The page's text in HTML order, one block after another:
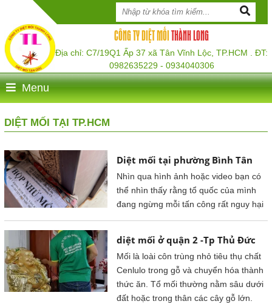
CÔNG TY DIỆT MỐITHÀNH LONG
Địa chỉ: C7/19Q1 Ấp 37 xã Tân Vĩnh Lộc, TP.HCM . ĐT:
0982635229 - 0934040306
Menu
DIỆT MỐI TẠI TP.HCM
Diệt mối tại phường Bình Tân
Nhìn qua hình ảnh hoặc video bạn có
thể nhìn thấy rằng tổ quốc của mình
đang ngừng mỗi tấn công rất nguy hại
diệt mối ở quận 2 -Tp Thủ Đức
Mối là loài côn trùng nhỏ tiêu thụ chất
Cenlulo trong gỗ và chuyển hóa thành
thức ăn. Tổ mối thường nằm sâu dưới
đất hoặc trong thân các cây gỗ lớn.